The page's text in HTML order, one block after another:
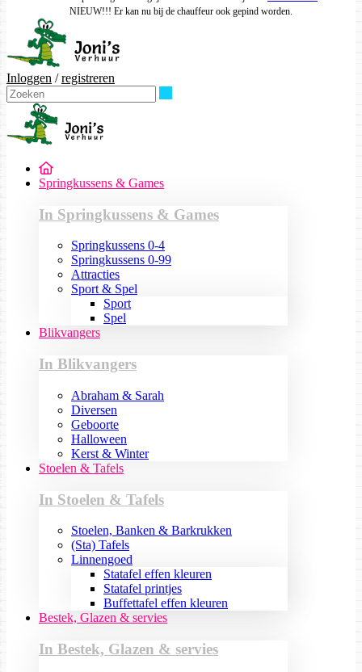
NIEUW!!! Er kan nu bij de chauffeur ook gepind worden.
Inloggen /registreren
Springkussens & Games
In Springkussens & Games
Springkussens 0-4
Springkussens 0-99
Attracties
Sport & Spel
Sport
Spel
Blikvangers
In Blikvangers
Abraham & Sarah
Diversen
Geboorte
Halloween
Kerst & Winter
Stoelen & Tafels
In Stoelen & Tafels
Stoelen, Banken & Barkrukken
(Sta) Tafels
Linnengoed
Statafel effen kleuren
Statafel printjes
Buffettafel effen kleuren
Bestek, Glazen & servies
In Bestek, Glazen & servies